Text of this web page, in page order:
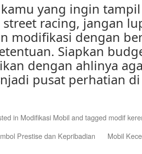
kamu yang ingin
racing, jangan
modifikasi dengan
Siapkan
dengan ahlinya
pusat perhatian
in Modifikasi Mobil and tagged modif
Prestise dan Kepribadian
Mobil